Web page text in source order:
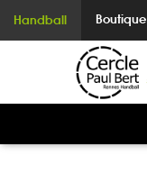
Handball Boutique